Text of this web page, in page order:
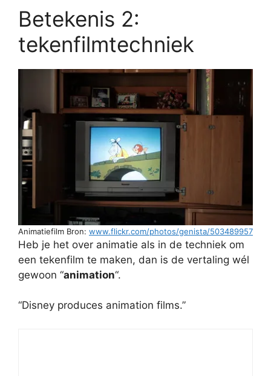
Betekenis 2:
tekenfilmtechniek
Animatiefilm Bron: www.flickr.com/photos/genista/503489957
Heb je het over animatie als in de techniek om
een tekenfilm te maken, dan is de vertaling wél
gewoon “animation“.
“Disney produces animation films.”